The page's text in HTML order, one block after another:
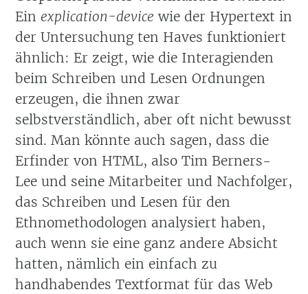
Ein explication-device wie der Hypertext in
der Untersuchung ten Haves funktioniert
ähnlich: Er zeigt, wie die Interagienden
beim Schreiben und Lesen Ordnungen
erzeugen, die ihnen zwar
selbstverständlich, aber oft nicht bewusst
sind. Man könnte auch sagen, dass die
Erfinder von HTML, also Tim Berners-
Lee und seine Mitarbeiter und Nachfolger,
das Schreiben und Lesen für den
Ethnomethodologen analysiert haben,
auch wenn sie eine ganz andere Absicht
hatten, nämlich ein einfach zu
handhabendes Textformat für das Web